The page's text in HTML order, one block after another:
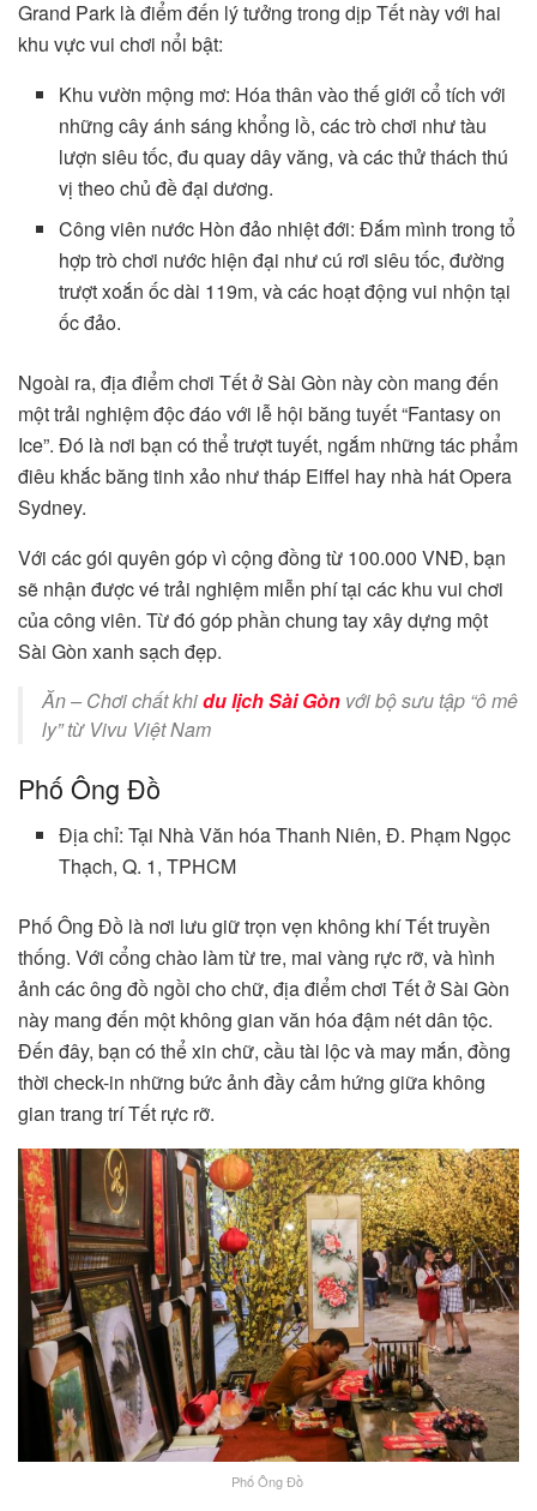
Grand Park là điểm đến lý tưởng trong dịp Tết này với hai
khu vực vui chơi nổi bật:
Khu vườn mộng mơ: Hóa thân vào thế giới cổ tích với
những cây ánh sáng khổng lồ, các trò chơi như tàu
lượn siêu tốc, đu quay dây văng, và các thử thách thú
vị theo chủ đề đại dương.
Công viên nước Hòn đảo nhiệt đới: Đắm mình trong tổ
hợp trò chơi nước hiện đại như cú rơi siêu tốc, đường
trượt xoắn ốc dài 119m, và các hoạt động vui nhộn tại
ốc đảo.
Ngoài ra, địa điểm chơi Tết ở Sài Gòn này còn mang đến
một trải nghiệm độc đáo với lễ hội băng tuyết “Fantasy on
Ice”. Đó là nơi bạn có thể trượt tuyết, ngắm những tác phẩm
điêu khắc băng tinh xảo như tháp Eiffel hay nhà hát Opera
Sydney.
Với các gói quyên góp vì cộng đồng từ 100.000 VNĐ, bạn
sẽ nhận được vé trải nghiệm miễn phí tại các khu vui chơi
của công viên. Từ đó góp phần chung tay xây dựng một
Sài Gòn xanh sạch đẹp.
Ăn – Chơi chất khidu lịch Sài Gòn với bộ sưu tập “ô mê
ly” từ Vivu Việt Nam
Phố Ông Đồ
Địa chỉ: Tại Nhà Văn hóa Thanh Niên, Đ. Phạm Ngọc
Thạch, Q. 1, TPHCM
Phố Ông Đồ là nơi lưu giữ trọn vẹn không khí Tết truyền
thống. Với cổng chào làm từ tre, mai vàng rực rỡ, và hình
ảnh các ông đồ ngồi cho chữ, địa điểm chơi Tết ở Sài Gòn
này mang đến một không gian văn hóa đậm nét dân tộc.
Đến đây, bạn có thể xin chữ, cầu tài lộc và may mắn, đồng
thời check-in những bức ảnh đầy cảm hứng giữa không
gian trang trí Tết rực rỡ.
Phố Ông Đồ